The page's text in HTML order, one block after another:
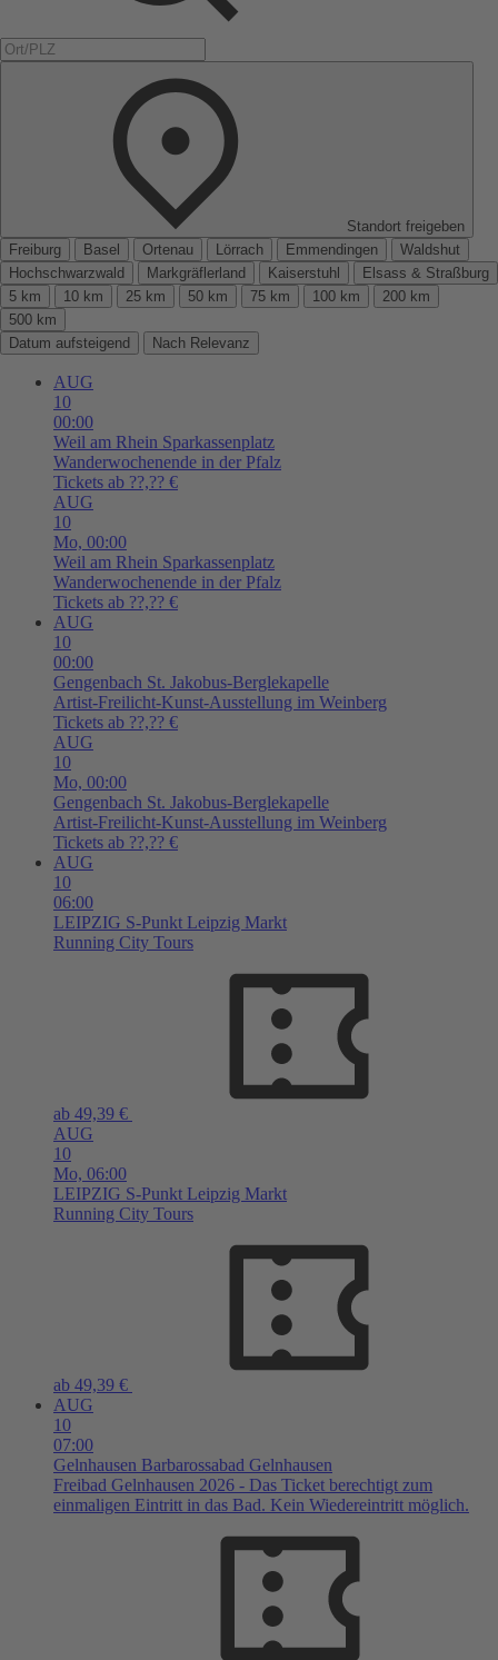
Standort freigeben
Freiburg
Basel Ortenau Lörrach Emmendingen
Waldshut
Hochschwarzwald
Markgräflerland Kaiserstuhl
Elsass & Straßburg
5 km
10 km 25 km 50 km 75 km 100 km
200 km
500 km
Datum aufsteigend
Nach Relevanz
AUG
10
00:00
Weil am Rhein Sparkassenplatz
Wanderwochenende in der Pfalz
Tickets ab ??,?? €
AUG
10
Mo, 00:00
Weil am Rhein Sparkassenplatz
Wanderwochenende in der Pfalz
Tickets ab ??,?? €
AUG
10
00:00
Gengenbach St. Jakobus-Berglekapelle
Artist-Freilicht-Kunst-Ausstellung im Weinberg
Tickets ab ??,?? €
AUG
10
Mo, 00:00
Gengenbach St. Jakobus-Berglekapelle
Artist-Freilicht-Kunst-Ausstellung im Weinberg
Tickets ab ??,?? €
AUG
10
06:00
LEIPZIG S-Punkt Leipzig Markt
Running City Tours
ab 49,39 €
AUG
10
Mo, 06:00
LEIPZIG S-Punkt Leipzig Markt
Running City Tours
ab 49,39 €
AUG
10
07:00
Gelnhausen Barbarossabad Gelnhausen
Freibad Gelnhausen 2026 - Das Ticket berechtigt zum
einmaligen Eintritt in das Bad. Kein Wiedereintritt möglich.